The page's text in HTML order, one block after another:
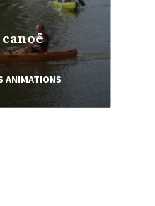
ANIMATIONS